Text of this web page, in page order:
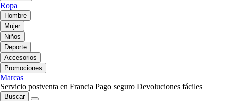
Ropa
Hombre
Mujer
Niños
Deporte
Accesorios
Promociones
Marcas
Servicio postventa en Francia Pago seguro Devoluciones fáciles
Buscar